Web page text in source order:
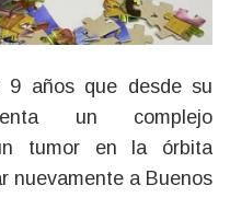
un complejo
tumor en la órbita
nuevamente a Buenos